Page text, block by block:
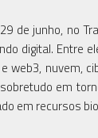
de junho, no
digital. Entre
web3, nuvem,
sobretudo em
em recursos